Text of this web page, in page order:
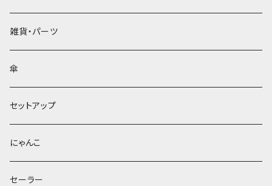
雑貨・パーツ
傘
セットアップ
にゃんこ
セーラー